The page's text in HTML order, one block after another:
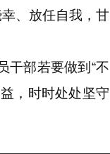
、放任自我，甘
部若要做到“不
，时时处处坚守